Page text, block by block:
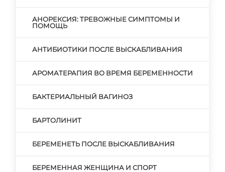
АНОРЕКСИЯ: ТРЕВОЖНЫЕ СИМПТОМЫ И
ПОМОЩЬ
АНТИБИОТИКИ ПОСЛЕ ВЫСКАБЛИВАНИЯ
АРОМАТЕРАПИЯ ВО ВРЕМЯ БЕРЕМЕННОСТИ
БАКТЕРИАЛЬНЫЙ ВАГИНОЗ
БАРТОЛИНИТ
БЕРЕМЕНЕТЬ ПОСЛЕ ВЫСКАБЛИВАНИЯ
БЕРЕМЕННАЯ ЖЕНЩИНА И СПОРТ